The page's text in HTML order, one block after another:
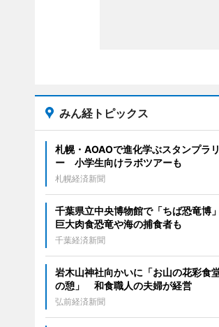
みん経トピックス
札幌・AOAOで進化学ぶスタンプラリ
ー 小学生向けラボツアーも
札幌経済新聞
千葉県立中央博物館で「ちば恐竜博
巨大肉食恐竜や海の捕食者も
千葉経済新聞
岩木山神社向かいに「お山の花彩食
の憩」 和食職人の夫婦が経営
弘前経済新聞